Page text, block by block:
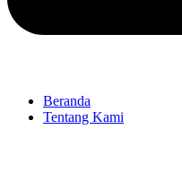
Beranda
Tentang Kami